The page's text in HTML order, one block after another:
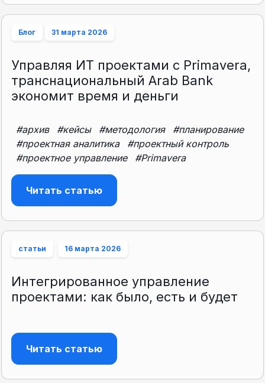
Блог 31 марта 2026
Управляя ИТ проектами с Primavera,
транснациональный Arab Bank
экономит время и деньги
#архив #кейсы #методология
#планирование
#проектная аналитика
#проектный контроль
#проектное управление
#Primavera
Читать статью
статьи 16 марта 2026
Интегрированное управление
проектами: как было, есть и будет
Читать статью